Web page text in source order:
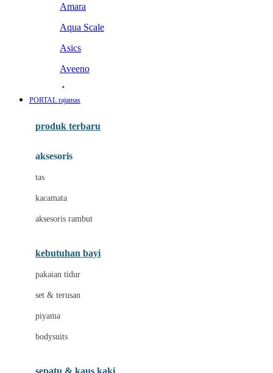
Amara
Aqua Scale
Asics
Aveeno
Awan
Baabaasheepz
Baby Dove
Baby Jogger
Beauty Barn
PORTAL rajamas
produk terbaru
aksesoris
tas
kacamata
aksesoris rambut
kebutuhan bayi
pakaian tidur
set & terusan
piyama
bodysuits
sepatu & kaus kaki